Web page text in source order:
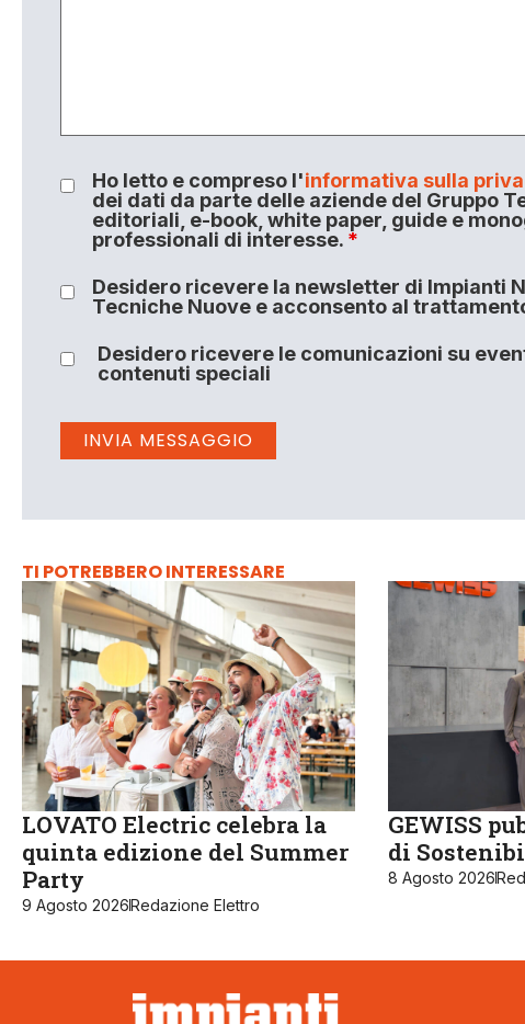
Ho letto e compreso l'informativa sulla
dei dati da parte delle aziende del Gruppo
editoriali, e-book, white paper, guide e
professionali di interesse. *
Desidero ricevere la newsletter di Impianti
Tecniche Nuove e acconsento al
Desidero ricevere le comunicazioni su
contenuti speciali
TI POTREBBERO INTERESSARE
LOVATO Electric celebra la
quinta edizione del Summer
Party
9 Agosto 2026Redazione Elettro
GEWISS
di
8 Agosto 2026